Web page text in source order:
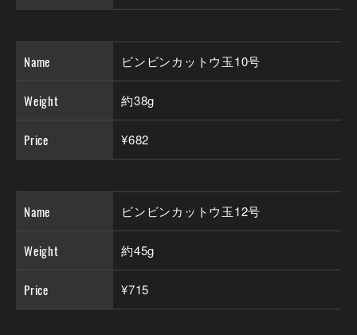
Name ビンビンカットウ玉10号
Weight 約38g
Price ¥682
Name ビンビンカットウ玉12号
Weight 約45g
Price ¥715